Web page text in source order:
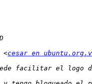
<cesar en